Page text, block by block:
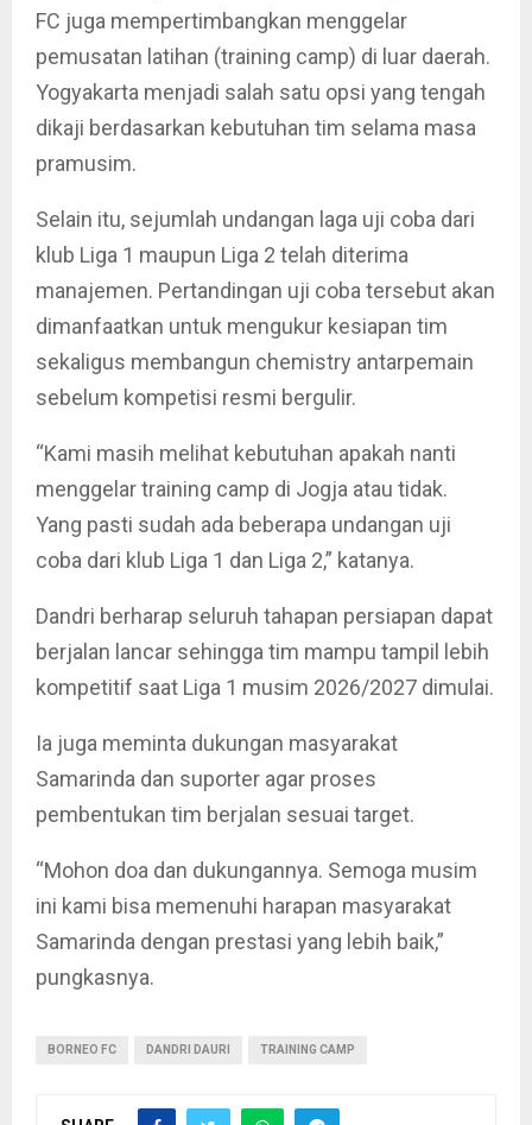
FC juga mempertimbangkan menggelar
pemusatan latihan (training camp) di luar daerah.
Yogyakarta menjadi salah satu opsi yang tengah
dikaji berdasarkan kebutuhan tim selama masa
pramusim.
Selain itu, sejumlah undangan laga uji coba dari
klub Liga 1 maupun Liga 2 telah diterima
manajemen. Pertandingan uji coba tersebut akan
dimanfaatkan untuk mengukur kesiapan tim
sekaligus membangun chemistry antarpemain
sebelum kompetisi resmi bergulir.
“Kami masih melihat kebutuhan apakah nanti
menggelar training camp di Jogja atau tidak.
Yang pasti sudah ada beberapa undangan uji
coba dari klub Liga 1 dan Liga 2,” katanya.
Dandri berharap seluruh tahapan persiapan dapat
berjalan lancar sehingga tim mampu tampil lebih
kompetitif saat Liga 1 musim 2026/2027 dimulai.
Ia juga meminta dukungan masyarakat
Samarinda dan suporter agar proses
pembentukan tim berjalan sesuai target.
“Mohon doa dan dukungannya. Semoga musim
ini kami bisa memenuhi harapan masyarakat
Samarinda dengan prestasi yang lebih baik,”
pungkasnya.
BORNEO FC DANDRI DAURI TRAINING CAMP